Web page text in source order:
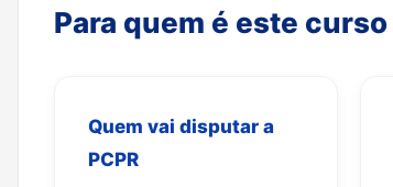
Para quem é este curso
Quem vai disputar a
PCPR